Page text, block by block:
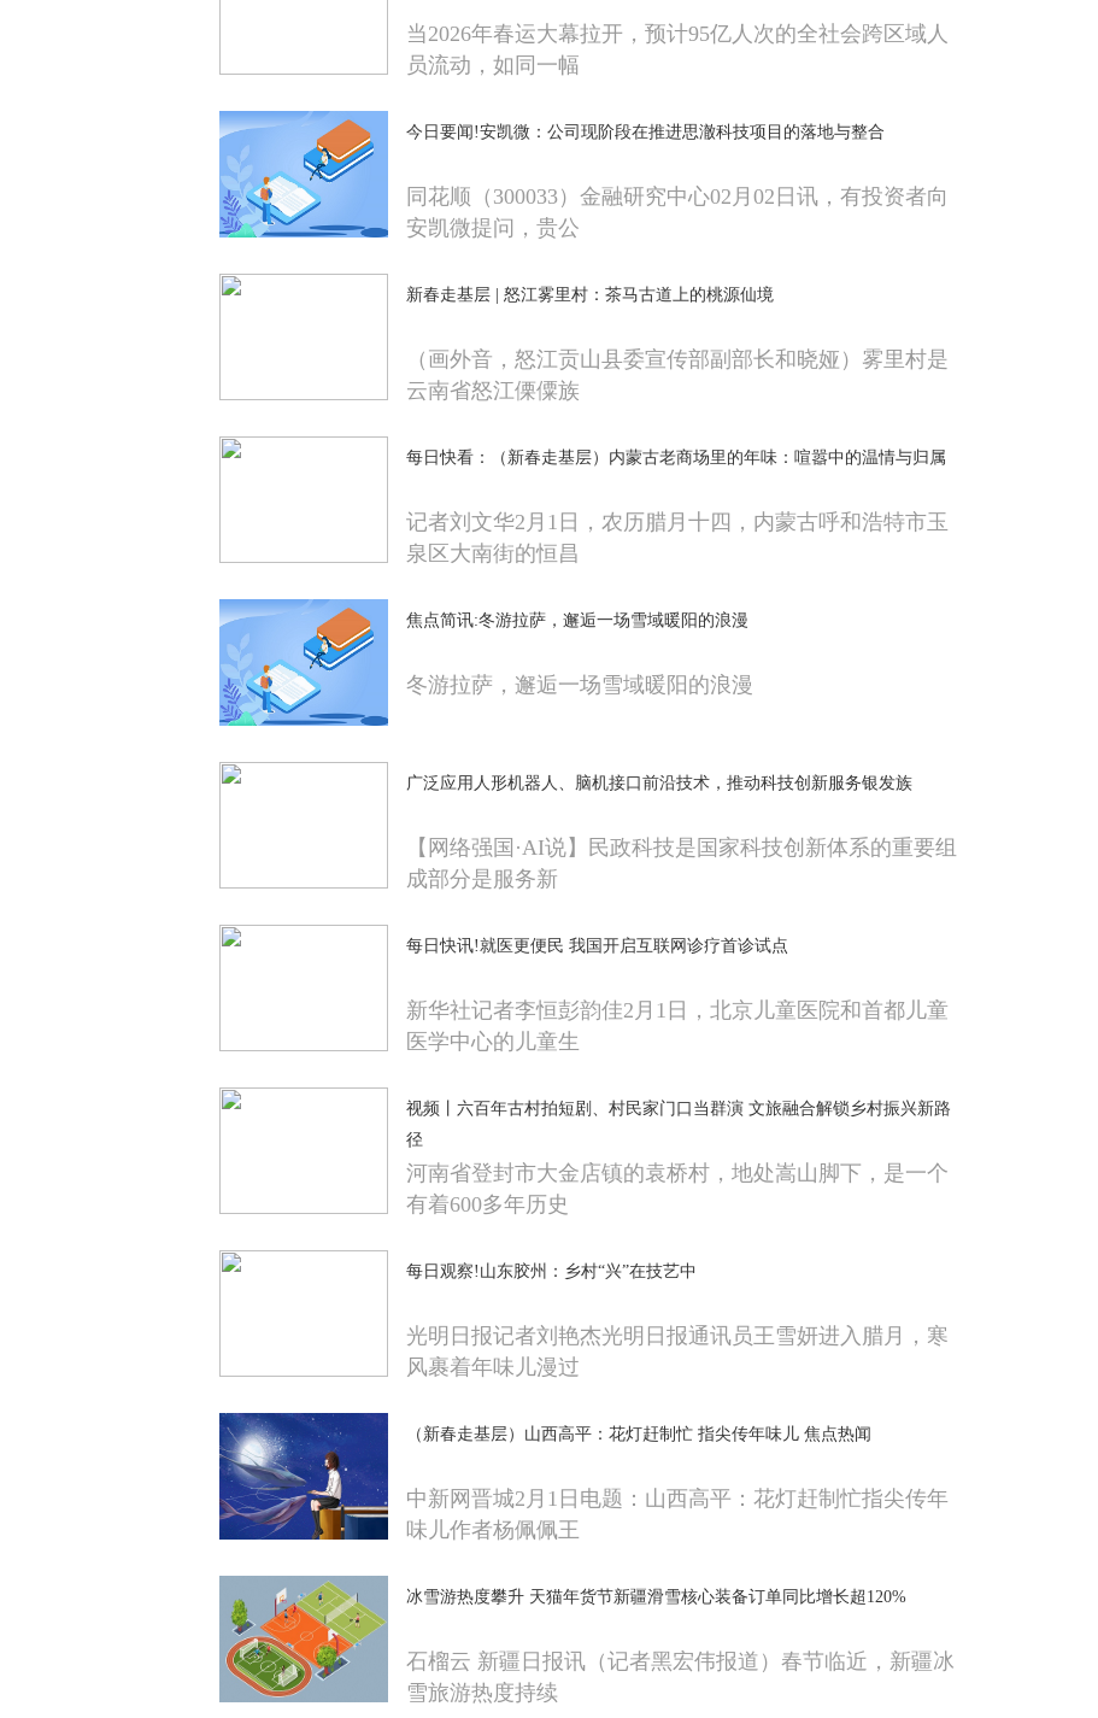
当2026年春运大幕拉开，预计95亿人次的全社会跨区域人
员流动，如同一幅
今日要闻!安凯微：公司现阶段在推进思澈科技项目的落地与整合
同花顺（300033）金融研究中心02月02日讯，有投资者向
安凯微提问，贵公
新春走基层 | 怒江雾里村：茶马古道上的桃源仙境
（画外音，怒江贡山县委宣传部副部长和晓娅）雾里村是
云南省怒江傈僳族
每日快看：（新春走基层）内蒙古老商场里的年味：喧嚣中的温情与归属
记者刘文华2月1日，农历腊月十四，内蒙古呼和浩特市玉
泉区大南街的恒昌
焦点简讯:冬游拉萨，邂逅一场雪域暖阳的浪漫
冬游拉萨，邂逅一场雪域暖阳的浪漫
广泛应用人形机器人、脑机接口前沿技术，推动科技创新服务银发族
【网络强国·AI说】民政科技是国家科技创新体系的重要组
成部分是服务新
每日快讯!就医更便民 我国开启互联网诊疗首诊试点
新华社记者李恒彭韵佳2月1日，北京儿童医院和首都儿童
医学中心的儿童生
视频丨六百年古村拍短剧、村民家门口当群演 文旅融合解锁乡村振兴新路
径
河南省登封市大金店镇的袁桥村，地处嵩山脚下，是一个
有着600多年历史
每日观察!山东胶州：乡村“兴”在技艺中
光明日报记者刘艳杰光明日报通讯员王雪妍进入腊月，寒
风裹着年味儿漫过
（新春走基层）山西高平：花灯赶制忙 指尖传年味儿 焦点热闻
中新网晋城2月1日电题：山西高平：花灯赶制忙指尖传年
味儿作者杨佩佩王
冰雪游热度攀升 天猫年货节新疆滑雪核心装备订单同比增长超120%
石榴云 新疆日报讯（记者黑宏伟报道）春节临近，新疆冰
雪旅游热度持续